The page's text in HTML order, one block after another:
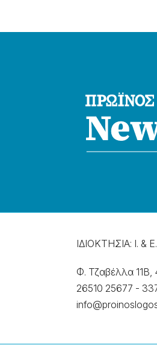
ΙΔΙΟΚΤΗΣΙΑ: Ι.
Φ. Τζαβέλλα 11Β,
26510 25677 -